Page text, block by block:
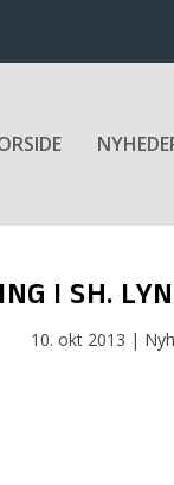
I SH.
10. okt 2013 |